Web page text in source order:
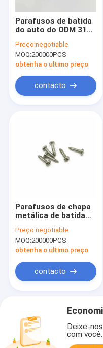
Parafusos de batida
do auto do ODM 316
batida escareados
de aço inoxidável do
auto
Preço:negotiable
MOQ:200000PCS
obtenha o ultimo preço
contacto
Parafusos de chapa
metálica de batida
de areia PA3x12 do
auto de aço
inoxidável
Preço:negotiable
MOQ:200000PCS
obtenha o ultimo preço
contacto
Deixe-
com você.